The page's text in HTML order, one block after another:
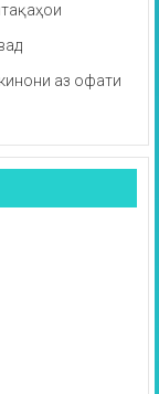
аз офати